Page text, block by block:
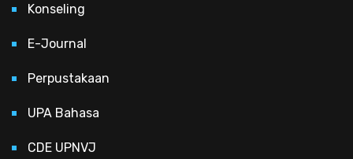
Konseling
E-Journal
Perpustakaan
UPA Bahasa
CDE UPNVJ